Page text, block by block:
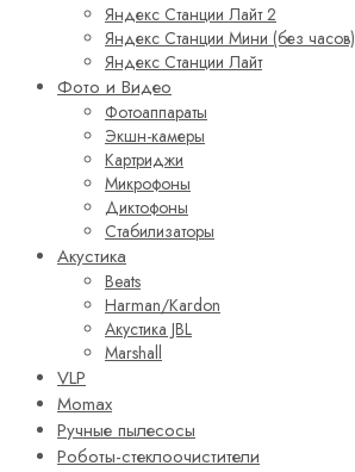
Яндекс Станции Лайт 2
Яндекс Станции Мини (без часов)
Яндекс Станции Лайт
Фото и Видео
Фотоаппараты
Экшн-камеры
Картриджи
Микрофоны
Диктофоны
Стабилизаторы
Акустика
Beats
Harman/Kardon
Акустика JBL
Marshall
VLP
Momax
Ручные пылесосы
Роботы-стеклоочистители